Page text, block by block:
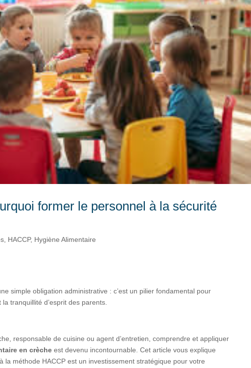
former le personnel à la sécurité
HACCP, Hygiène Alimentaire
simple obligation administrative : c’est un pilier fondamental pour
tranquillité d’esprit des parents.
responsable de cuisine ou agent d’entretien, comprendre et appliquer
en crècheest devenu incontournable. Cet article vous explique
la méthode HACCP est un investissement stratégique pour votre